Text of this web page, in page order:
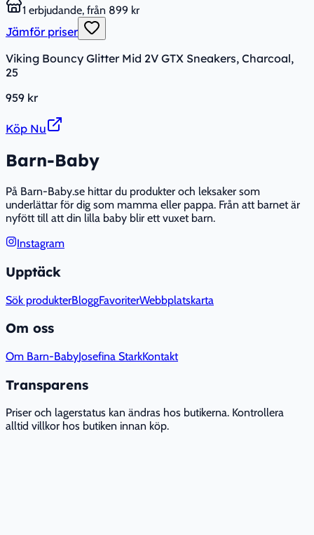
1 erbjudande, från 899 kr
Jämför priser
Viking Bouncy Glitter Mid 2V GTX Sneakers, Charcoal,
25
959 kr
Köp Nu
Barn-Baby
På Barn-Baby.se hittar du produkter och leksaker som
underlättar för dig som mamma eller pappa. Från att barnet är
nyfött till att din lilla baby blir ett vuxet barn.
Instagram
Upptäck
Sök produkterBloggFavoriterWebbplatskarta
Om oss
Om Barn-BabyJosefina StarkKontakt
Transparens
Priser och lagerstatus kan ändras hos butikerna. Kontrollera
alltid villkor hos butiken innan köp.